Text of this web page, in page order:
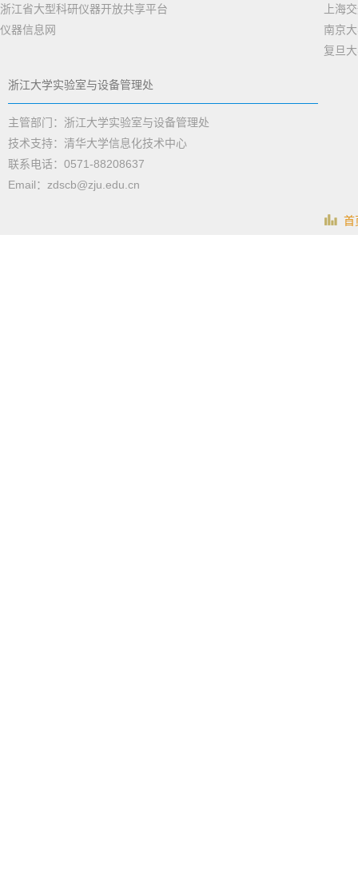
浙江省大型科研仪器开放共享平台
仪器信息网
上海
南京
复旦
浙江大学实验室与设备管理处
主管部门：浙江大学实验室与设备管理处
技术支持：清华大学信息化技术中心
联系电话：0571-88208637
Email：zdscb@zju.edu.cn
首